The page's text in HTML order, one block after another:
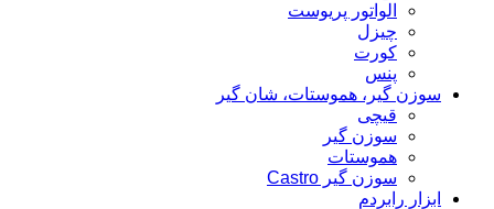
الواتور پریوست
چیزل
کورت
پنس
سوزن گیر، هموستات، شان گیر
قیچی
سوزن گیر
هموستات
سوزن گیر Castro
ابزار رابردم